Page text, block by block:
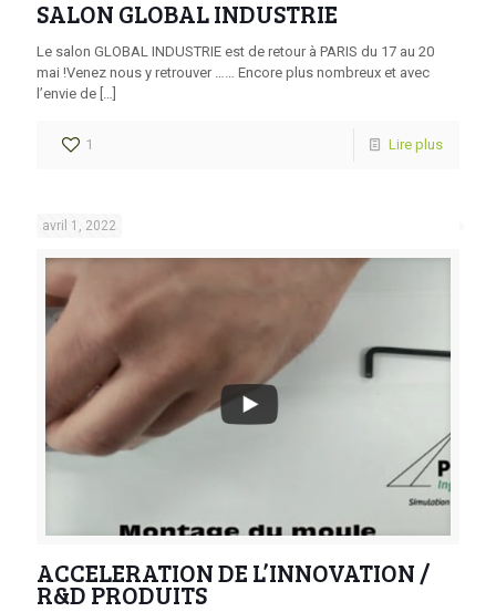
SALON GLOBAL INDUSTRIE
Le salon GLOBAL INDUSTRIE est de retour à PARIS du 17 au 20
mai !Venez nous y retrouver …… Encore plus nombreux et avec
l’envie de […]
1 Lire plus
avril 1, 2022
ACCELERATION DE L’INNOVATION /
R&D PRODUITS